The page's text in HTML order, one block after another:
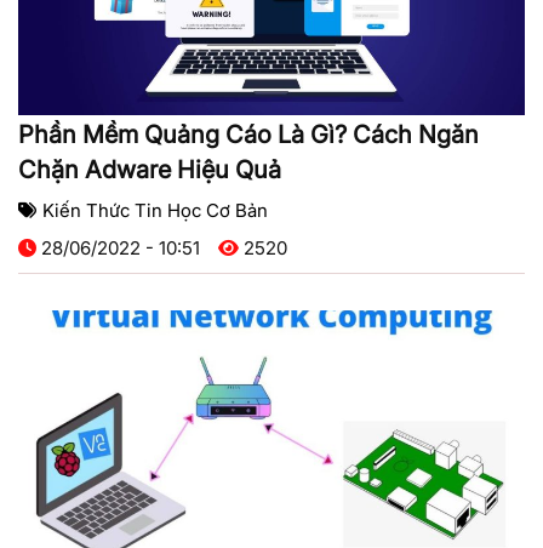
Phần Mềm Quảng Cáo Là Gì? Cách Ngăn
Chặn Adware Hiệu Quả
Kiến Thức Tin Học Cơ Bản
28/06/2022 - 10:51
2520